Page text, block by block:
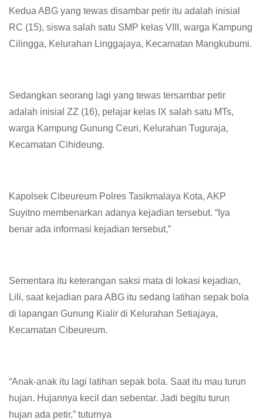
Kedua ABG yang tewas disambar petir itu adalah inisial
RC (15), siswa salah satu SMP kelas VIII, warga Kampung
Cilingga, Kelurahan Linggajaya, Kecamatan Mangkubumi.
Sedangkan seorang lagi yang tewas tersambar petir
adalah inisial ZZ (16), pelajar kelas IX salah satu MTs,
warga Kampung Gunung Ceuri, Kelurahan Tuguraja,
Kecamatan Cihideung.
Kapolsek Cibeureum Polres Tasikmalaya Kota, AKP
Suyitno membenarkan adanya kejadian tersebut. “Iya
benar ada informasi kejadian tersebut,”
Sementara itu keterangan saksi mata di lokasi kejadian,
Lili, saat kejadian para ABG itu sedang latihan sepak bola
di lapangan Gunung Kialir di Kelurahan Setiajaya,
Kecamatan Cibeureum.
“Anak-anak itu lagi latihan sepak bola. Saat itu mau turun
hujan. Hujannya kecil dan sebentar. Jadi begitu turun
hujan ada petir,” tuturnya